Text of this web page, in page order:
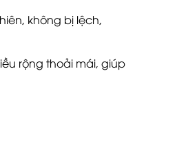
không bị lệch,
rộng thoải mái, giúp